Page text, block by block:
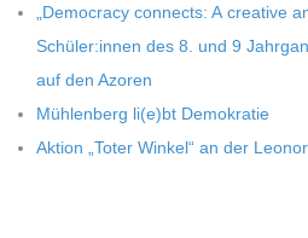
C
H
U
„Demo­cracy con­nects: A crea­tive
Schüler:innen des 8. und 9
auf den Azoren
Müh­len­berg li(e)bt Demokratie
Aktion „Toter Win­kel“ an der